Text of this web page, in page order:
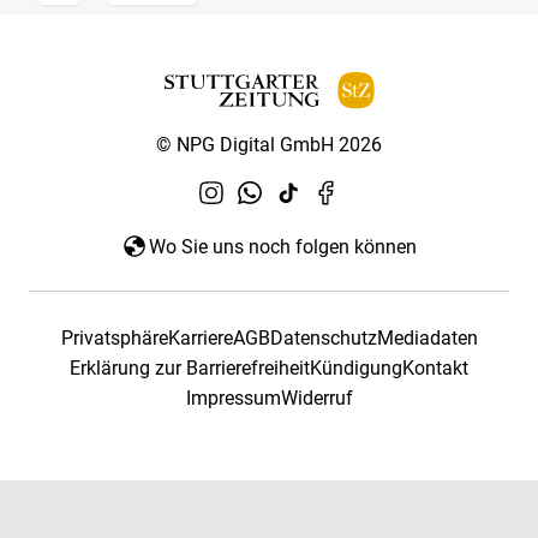
© NPG Digital GmbH 2026
Wo Sie uns noch folgen können
PrivatsphäreKarriereAGBDatenschutzMediadaten
Erklärung zur BarrierefreiheitKündigungKontakt
ImpressumWiderruf